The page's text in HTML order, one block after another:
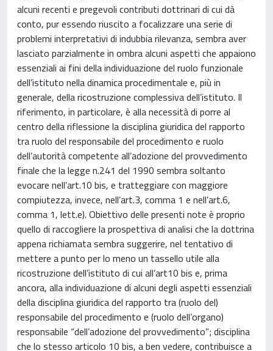
alcuni recenti e pregevoli contributi dottrinari di cui dà
conto, pur essendo riuscito a focalizzare una serie di
problemi interpretativi di indubbia rilevanza, sembra aver
lasciato parzialmente in ombra alcuni aspetti che appaiono
essenziali ai fini della individuazione del ruolo funzionale
dell’istituto nella dinamica procedimentale e, più in
generale, della ricostruzione complessiva dell’istituto. Il
riferimento, in particolare, è alla necessità di porre al
centro della riflessione la disciplina giuridica del rapporto
tra ruolo del responsabile del procedimento e ruolo
dell’autorità competente all’adozione del provvedimento
finale che la legge n.241 del 1990 sembra soltanto
evocare nell’art.10 bis, e tratteggiare con maggiore
compiutezza, invece, nell’art.3, comma 1 e nell’art.6,
comma 1, lett.e). Obiettivo delle presenti note è proprio
quello di raccogliere la prospettiva di analisi che la dottrina
appena richiamata sembra suggerire, nel tentativo di
mettere a punto per lo meno un tassello utile alla
ricostruzione dell’istituto di cui all’art10 bis e, prima
ancora, alla individuazione di alcuni degli aspetti essenziali
della disciplina giuridica del rapporto tra (ruolo del)
responsabile del procedimento e (ruolo dell’organo)
responsabile “dell’adozione del provvedimento”; disciplina
che lo stesso articolo 10 bis, a ben vedere, contribuisce a